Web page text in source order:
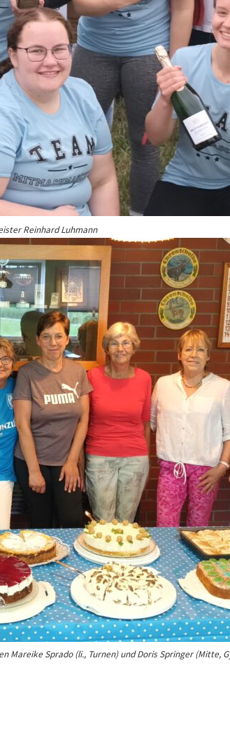
Reinhard Luhmann
Mareike Sprado (li., Turnen) und Doris Springer (Mitte,